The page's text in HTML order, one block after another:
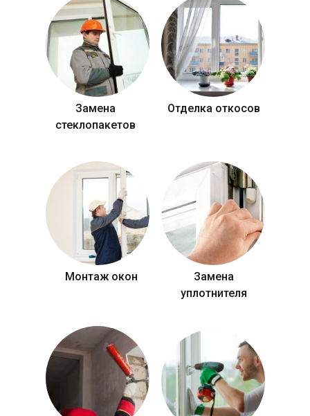
Замена
стеклопакетов
Отделка откосов
Монтаж окон
Замена
уплотнителя